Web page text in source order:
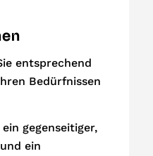
entsprechend
Bedürfnissen
gegenseitiger,
ein